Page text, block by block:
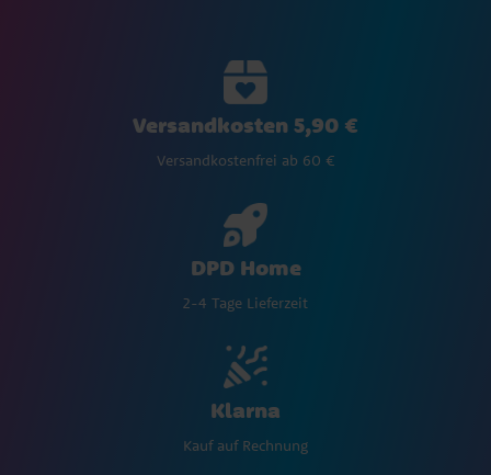
Versandkosten 5,90 €
Versandkostenfrei ab 60 €
DPD Home
2-4 Tage Lieferzeit
Klarna
Kauf auf Rechnung